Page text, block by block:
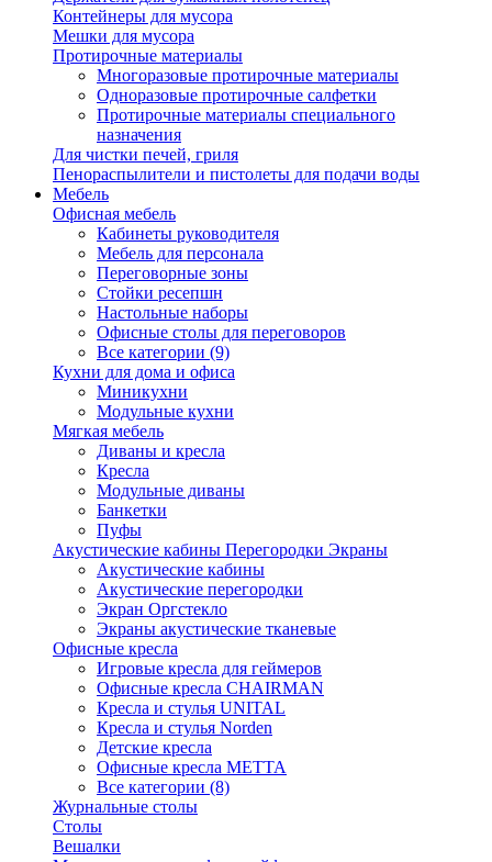
Контейнеры для мусора
Мешки для мусора
Протирочные материалы
Многоразовые протирочные материалы
Одноразовые протирочные салфетки
Протирочные материалы специального
назначения
Для чистки печей, гриля
Пенораспылители и пистолеты для подачи воды
Мебель
Офисная мебель
Кабинеты руководителя
Мебель для персонала
Переговорные зоны
Стойки ресепшн
Настольные наборы
Офисные столы для переговоров
Все категории (9)
Кухни для дома и офиса
Миникухни
Модульные кухни
Мягкая мебель
Диваны и кресла
Кресла
Модульные диваны
Банкетки
Пуфы
Акустические кабины Перегородки Экраны
Акустические кабины
Акустические перегородки
Экран Оргстекло
Экраны акустические тканевые
Офисные кресла
Игровые кресла для геймеров
Офисные кресла CHAIRMAN
Кресла и стулья UNITAL
Кресла и стулья Norden
Детские кресла
Офисные кресла МЕТТА
Все категории (8)
Журнальные столы
Столы
Вешалки